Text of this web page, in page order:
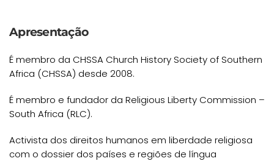
Apresentação
É membro da CHSSA Church History Society of Southern
Africa (CHSSA) desde 2008.
É membro e fundador da Religious Liberty Commission –
South Africa (RLC).
Activista dos direitos humanos em liberdade religiosa
com o dossier dos países e regiões de língua